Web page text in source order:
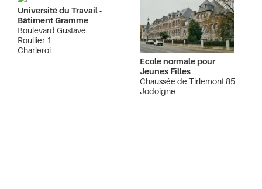
Université du Travail -
Bâtiment Gramme
Boulevard Gustave
Roullier 1
Charleroi
Ecole normale pour
Jeunes Filles
Chaussée de Tirlemont 85
Jodoigne